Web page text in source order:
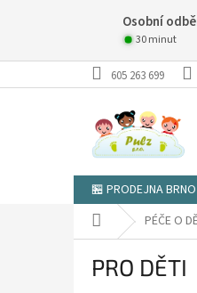
Osobní
30 minut
605 263 699
🏪 PRODEJNA BRNO
Domů PÉČE O
PRO DĚTI